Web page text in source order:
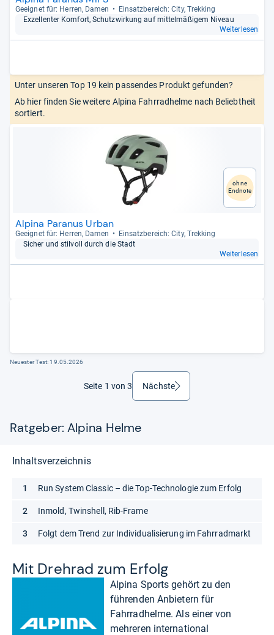
Geeig­net für: Her­ren, Damen
Ein­satz­be­reich: City, Trek­king
Exzel­len­ter Kom­fort, Schut­z­wir­kung auf mit­tel­mä­ßi­gem Niveau
Weiterlesen
Unter unseren Top 19 kein passendes Produkt gefunden?
Ab hier finden Sie weitere Alpina Fahrradhelme nach Beliebtheit
sortiert.
ohne
Endnote
Alpina Paranus Urban
Geeig­net für: Her­ren, Damen
Ein­satz­be­reich: City, Trek­king
Sicher und stil­voll durch die Stadt
Weiterlesen
Neuester Test:19.05.2026
Seite 1 von 3 Nächsteweiter
Ratgeber: Alpina Helme
Mit Drehrad zum Erfolg
Alpina Sports gehört zu den
führenden Anbietern für
Fahrradhelme. Als einer von
mehreren international
Inhaltsverzeichnis
Run System Classic – die Top-Technologie zum Erfolg
Inmold, Twinshell, Rib-Frame
Folgt dem Trend zur Individualisierung im Fahrradmarkt